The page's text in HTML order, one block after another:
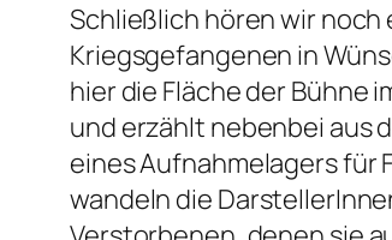
Schließlich hören wir
Kriegsgefangenen in
hier die Fläche der Bühne
und erzählt nebenbei aus
eines Aufnahmelagers für
wandeln die